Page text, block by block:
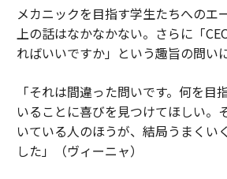
メカニックを目指す学生たちへのエ
上の話はなかなかない。さらに「
ればいいですか」という趣旨の問い
「それは間違った問いです。何を目
いることに喜びを見つけてほしい。
いている人のほうが、結局うまくい
した」（ヴィーニャ）